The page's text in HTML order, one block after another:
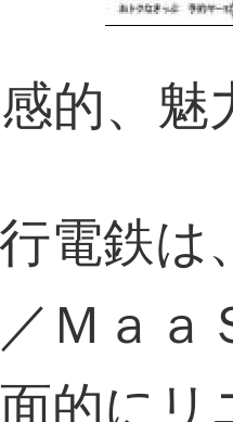
的、魅
電鉄は
Ｍａａ
面的に